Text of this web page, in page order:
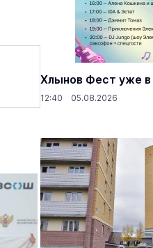
Хлынов Фест уже в
12:40 05.08.2026